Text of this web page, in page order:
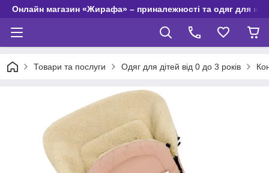
Онлайн магазин «Жирафа» – приналежності та одяг для
Товари та послуги Одяг для дітей від 0 до 3 років